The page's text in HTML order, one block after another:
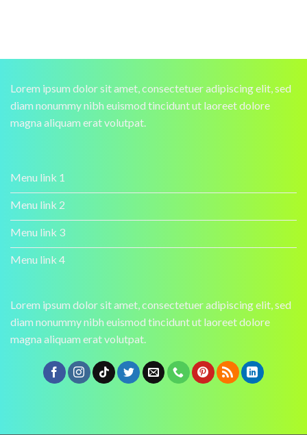
Lorem ipsum dolor sit amet, consectetuer adipiscing elit, sed
diam nonummy nibh euismod tincidunt ut laoreet dolore
magna aliquam erat volutpat.
Menu link 1
Menu link 2
Menu link 3
Menu link 4
Lorem ipsum dolor sit amet, consectetuer adipiscing elit, sed
diam nonummy nibh euismod tincidunt ut laoreet dolore
magna aliquam erat volutpat.